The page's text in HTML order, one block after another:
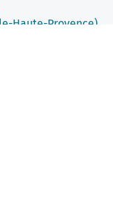
Haute-Provence)